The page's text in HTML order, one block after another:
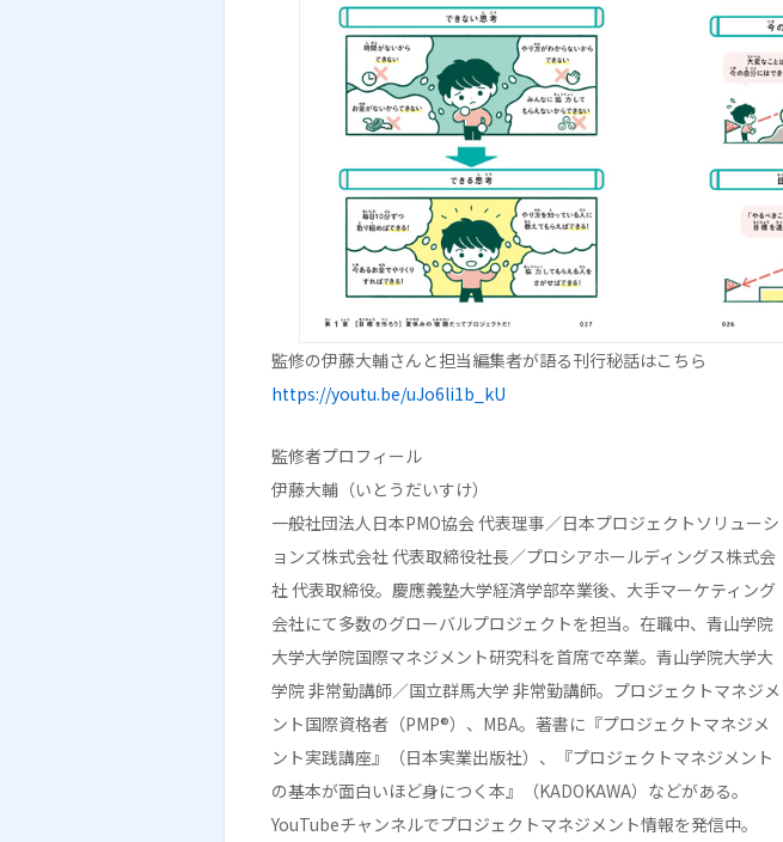
監修の伊藤大輔さんと担当編集者が語る刊行秘話はこちら
https://youtu.be/uJo6li1b_kU
監修者プロフィール
伊藤大輔（いとうだいすけ）
一般社団法人日本PMO協会 代表理事／日本プロジェクトソリューシ
ョンズ株式会社 代表取締役社長／プロシアホールディングス株式会
社 代表取締役。慶應義塾大学経済学部卒業後、大手マーケティング
会社にて多数のグローバルプロジェクトを担当。在職中、青山学院
大学大学院国際マネジメント研究科を首席で卒業。青山学院大学大
学院 非常勤講師／国立群馬大学 非常勤講師。プロジェクトマネジメ
ント国際資格者（PMP®）、MBA。著書に『プロジェクトマネジメ
ント実践講座』（日本実業出版社）、『プロジェクトマネジメント
の基本が面白いほど身につく本』（KADOKAWA）などがある。
YouTubeチャンネルでプロジェクトマネジメント情報を発信中。